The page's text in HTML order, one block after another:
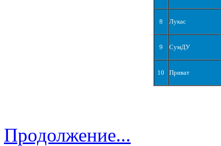
8 Лукас
9 СумДУ
10 Приват
Продолжение...